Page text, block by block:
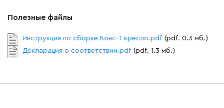
Альтеа
Бежевый Графит Молочный Серый
Полезные файлы
Инструкция по сборке Бонс-Т кресло.pdf (pdf. 0.3 мб.)
Декларация о соответствии.pdf (pdf. 1.3 мб.)